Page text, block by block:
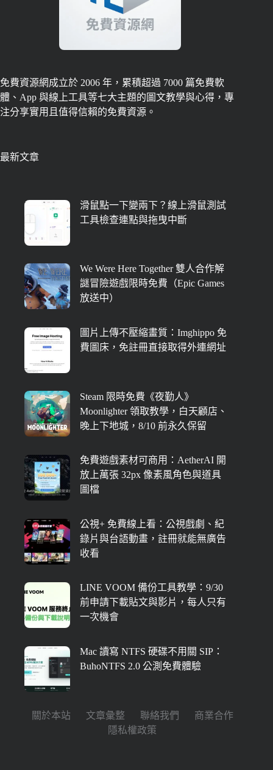
免費資源網成立於 2006 年，累積超過 7000 篇免費軟
體、App 與線上工具等七大主題的圖文教學與心得，專
注分享實用且值得信賴的免費資源。
最新文章
滑鼠點一下變兩下？線上滑鼠測試
工具檢查連點與拖曳中斷
We Were Here Together 雙人合作解
謎冒險遊戲限時免費（Epic Games
放送中）
圖片上傳不壓縮畫質：Imghippo 免
費圖床，免註冊直接取得外連網址
Steam 限時免費《夜勤人》
Moonlighter 領取教學，白天顧店、
晚上下地城，8/10 前永久保留
免費遊戲素材可商用：AetherAI 開
放上萬張 32px 像素風角色與道具
圖檔
公視+ 免費線上看：公視戲劇、紀
錄片與台語動畫，註冊就能無廣告
收看
LINE VOOM 備份工具教學：9/30
前申請下載貼文與影片，每人只有
一次機會
Mac 讀寫 NTFS 硬碟不用關 SIP：
BuhoNTFS 2.0 公測免費體驗
關於本站 文章彙整 聯絡我們
商業合作
隱私權政策